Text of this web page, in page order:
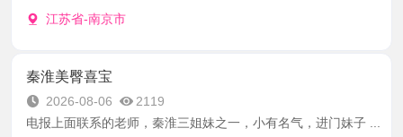
江苏省-南京市
秦淮美臀喜宝
2026-08-06
2119
电报上面联系的老师，秦淮三姐妹之一，小有名气，进门妹子 ...